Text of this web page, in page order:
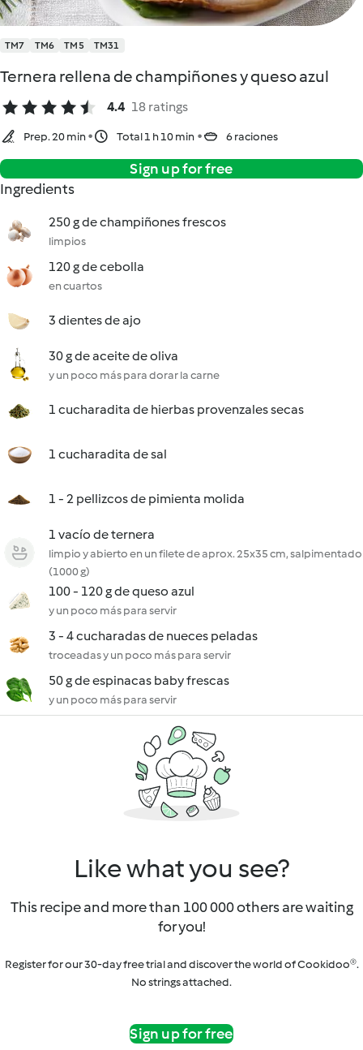
TM7 TM6 TM5 TM31
Ternera rellena de champiñones y queso azul
4.4 18 ratings
Prep. 20 min Total 1 h 10 min 6 raciones
Sign up for free
Ingredients
250 g de champiñones frescos
limpios
120 g de cebolla
en cuartos
3 dientes de ajo
30 g de aceite de oliva
y un poco más para dorar la carne
1 cucharadita de hierbas provenzales secas
1 cucharadita de sal
1 - 2 pellizcos de pimienta molida
1 vacío de ternera
limpio y abierto en un filete de aprox. 25x35 cm, salpimentado
(1000 g)
100 - 120 g de queso azul
y un poco más para servir
3 - 4 cucharadas de nueces peladas
troceadas y un poco más para servir
50 g de espinacas baby frescas
y un poco más para servir
Like what you see?
This recipe and more than 100 000 others are waiting
for you!
Register for our 30-day free trial and discover the world of Cookidoo®.
No strings attached.
Sign up for free